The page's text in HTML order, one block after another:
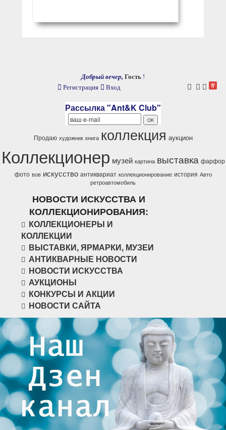
Добрый вечер, Гость !
Регистрация
Вход
Рассылка "Ant&K Club"
Продаю художник книга коллекция аукцион
Коллекционер музей картина выставка фарфор
фото вов искусство антиквариат коллекционирование история Авто
ретроавтомобиль
НОВОСТИ ИСКУССТВА И
КОЛЛЕКЦИОНИРОВАНИЯ:
КОЛЛЕКЦИОНЕРЫ И
КОЛЛЕКЦИИ
ВЫСТАВКИ, ЯРМАРКИ, МУЗЕИ
АНТИКВАРНЫЕ НОВОСТИ
НОВОСТИ ИСКУССТВА
АУКЦИОНЫ
КОНКУРСЫ И АКЦИИ
НОВОСТИ САЙТА